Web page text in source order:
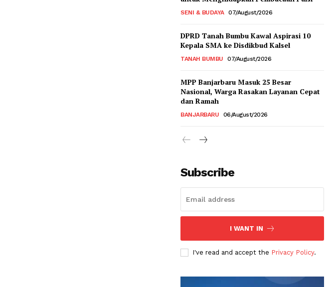
SENI & BUDAYA 07/August/2026
DPRD Tanah Bumbu Kawal Aspirasi 10
Kepala SMA ke Disdikbud Kalsel
TANAH BUMBU 07/August/2026
MPP Banjarbaru Masuk 25 Besar
Nasional, Warga Rasakan Layanan Cepat
dan Ramah
BANJARBARU 06/August/2026
Subscribe
I WANT IN
I've read and accept the Privacy Policy.